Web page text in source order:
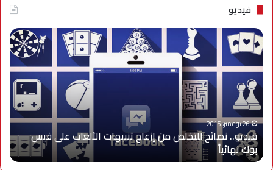
فيديو
فيديو..
نصائح
للتخلص
من
إزعاج
تنبيهات
الألعاب
على
فيس
بوك
نهائياًَ
26 نوفمبر، 2015
فيديو.. نصائح للتخلص من إزعاج تنبيهات الألعاب على فيس
بوك نهائياًَ